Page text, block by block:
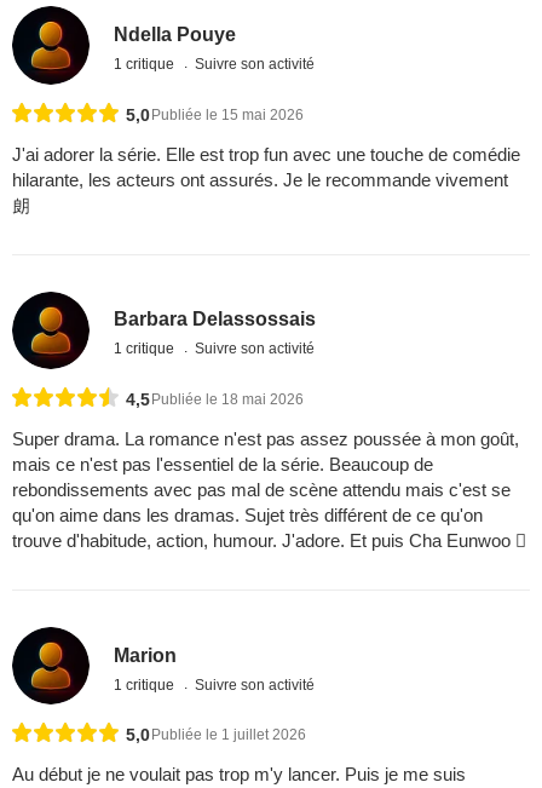
Ndella Pouye
1 critique Suivre son activité
5,0Publiée le 15 mai 2026
J'ai adorer la série. Elle est trop fun avec une touche de comédie
hilarante, les acteurs ont assurés. Je le recommande vivement
朗
Barbara Delassossais
1 critique Suivre son activité
4,5 Publiée le 18 mai 2026
Super drama. La romance n'est pas assez poussée à mon goût,
mais ce n'est pas l'essentiel de la série. Beaucoup de
rebondissements avec pas mal de scène attendu mais c'est se
qu'on aime dans les dramas. Sujet très différent de ce qu'on
trouve d'habitude, action, humour. J'adore. Et puis Cha Eunwoo 
Marion
1 critique Suivre son activité
5,0 Publiée le 1 juillet 2026
Au début je ne voulait pas trop m'y lancer. Puis je me suis